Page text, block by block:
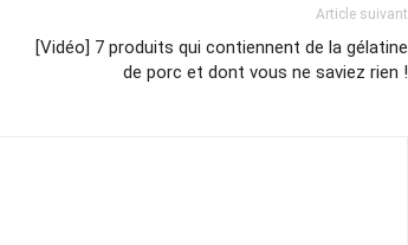
Article suivant
[Vidéo] 7 produits qui contiennent de la gélatine
de porc et dont vous ne saviez rien !